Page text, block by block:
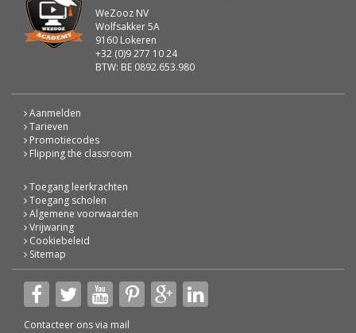
WeZooz NV
Wolfsakker 5A
9160 Lokeren
+32 (0)9 277 10 24
BTW: BE 0892.653.980
Aanmelden
Tarieven
Promotiecodes
Flipping the classroom
Toegang leerkrachten
Toegang scholen
Algemene voorwaarden
Vrijwaring
Cookiebeleid
Sitemap
Contacteer ons via mail